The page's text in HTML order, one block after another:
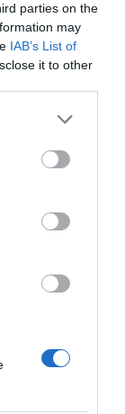
parties on the
may
IAB’s List of
it to other
8.300